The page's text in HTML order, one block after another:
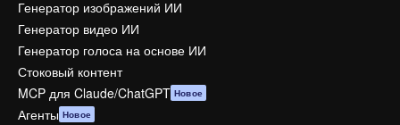
Генератор изображений ИИ
Генератор видео ИИ
Генератор голоса на основе ИИ
Стоковый контент
MCP для Claude/ChatGPT Новое
Агенты Новое